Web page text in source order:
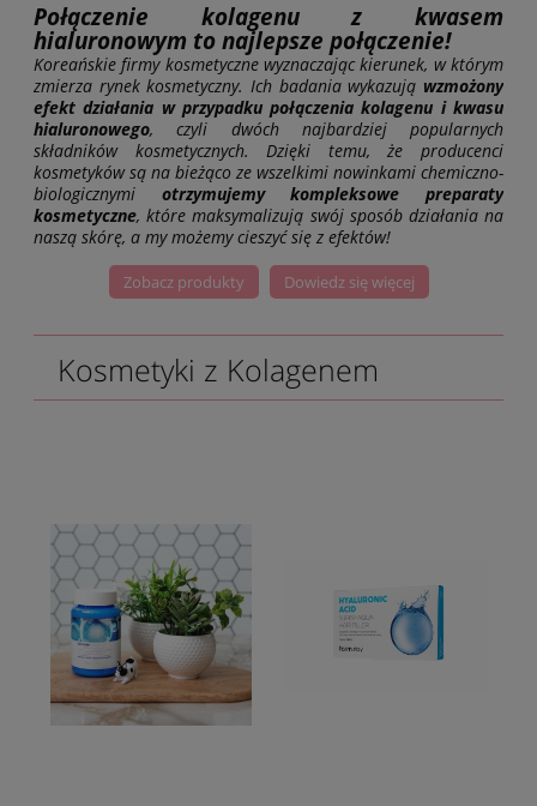
Połączenie kolagenu z kwasem
hialuronowym to najlepsze połączenie!
Koreańskie firmy kosmetyczne wyznaczając kierunek, w którym
zmierza rynek kosmetyczny. Ich badania wykazują wzmożony
efekt działania w przypadku połączenia kolagenu i kwasu
hialuronowego, czyli dwóch najbardziej popularnych
składników kosmetycznych. Dzięki temu, że producenci
kosmetyków są na bieżąco ze wszelkimi nowinkami chemiczno-
biologicznymi otrzymujemy kompleksowe preparaty
kosmetyczne, które maksymalizują swój sposób działania na
naszą skórę, a my możemy cieszyć się z efektów!
Zobacz produkty Dowiedz się więcej
Kosmetyki z Kolagenem